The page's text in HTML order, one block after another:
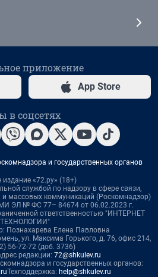
приложение
App Store
в соцсетях
и государственных органов
издание «72.ру» (18+)
службой по надзору в сфере связи,
массовых коммуникаций (Роскомнадзор)
ЭЛ № ФС 77– 84674 от 06.02.2023 г.
ответственностью "ИНТЕРНЕТ
ТЕХНОЛОГИИ"
Познахарева Елена Павловна
ул. Максима Горького, д. 76, офис 214,
56-72-72 (доб. 3736)
редакции: 72@shkulev.ru
и государственных органов:
Техподдержка: help@shkulev.ru